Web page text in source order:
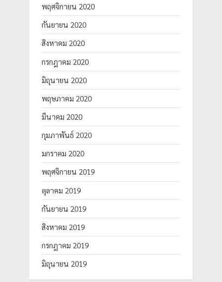
พฤศจิกายน 2020
กันยายน 2020
สิงหาคม 2020
กรกฎาคม 2020
มิถุนายน 2020
พฤษภาคม 2020
มีนาคม 2020
กุมภาพันธ์ 2020
มกราคม 2020
พฤศจิกายน 2019
ตุลาคม 2019
กันยายน 2019
สิงหาคม 2019
กรกฎาคม 2019
มิถุนายน 2019